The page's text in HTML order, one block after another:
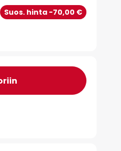
Suos. hinta -70,00 €